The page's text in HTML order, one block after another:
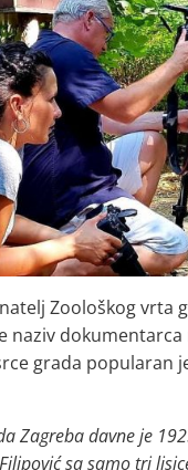
Zoološkog vrta
naziv
grada popularan
Zagreba davne je
sa samo tri